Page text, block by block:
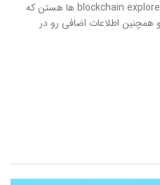
منظور از مرورگرهای بلاکچین blockchain explorer ها هستن که
همچنین اطلاعات اضافی رو در